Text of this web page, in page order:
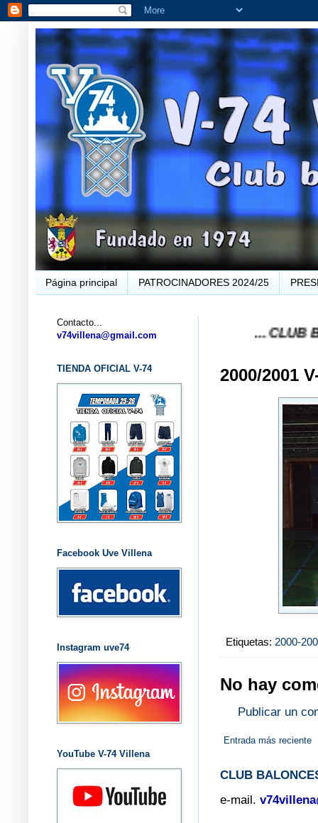
Página principal PATROCINADORES 2024/25
... CLUB
2000/2001
Etiquetas: 2000-
No hay
Publicar un
Entrada más reciente
CLUB
e-mail.
Contacto...
v74villena@gmail.com
TIENDA OFICIAL V-74
Facebook Uve Villena
Instagram uve74
YouTube V-74 Villena